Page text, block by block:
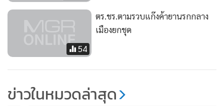
54
ตร.ชร.ตามรวบแก๊งค้ายานรกกลาง
เมืองยกชุด
ข่าวในหมวดล่าสุด